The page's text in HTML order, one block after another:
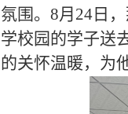
氛围。 8月24日
学校园的学子送
的关怀温暖，为